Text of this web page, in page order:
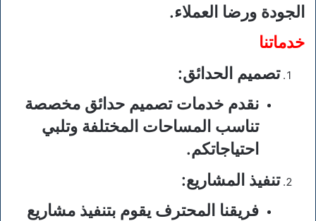
الجودة ورضا العملاء.
خدماتنا
تصميم الحدائق:
نقدم خدمات تصميم حدائق مخصصة
تناسب المساحات المختلفة وتلبي
احتياجاتكم.
تنفيذ المشاريع:
فريقنا المحترف يقوم بتنفيذ مشاريع